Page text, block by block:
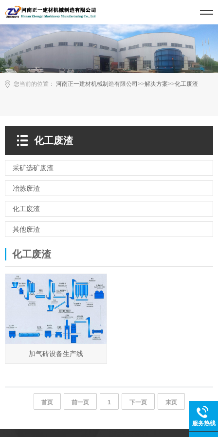
您当前的位置： 河南正一建材机械制造有限公司 >>解决方案>>化工废渣
化工废渣
采矿选矿废渣
冶炼废渣
化工废渣
其他废渣
化工废渣
加气砖设备生产线
首页 前一页 1 下一页 末页
服务热线